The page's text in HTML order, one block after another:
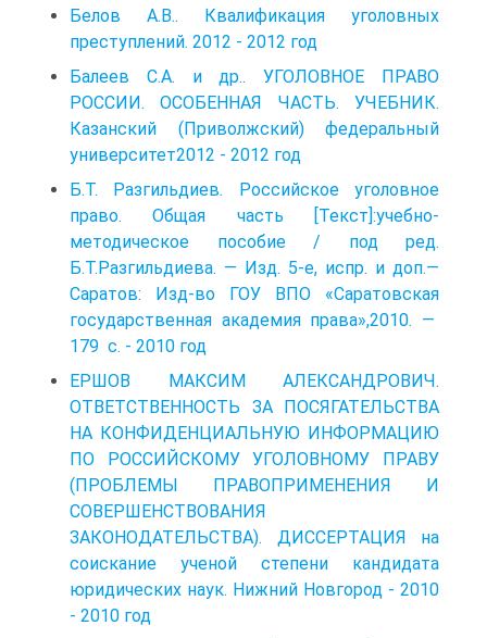
Белов А.В.. Квалификация уголовных
преступлений. 2012 - 2012 год
Балеев С.А. и др.. УГОЛОВНОЕ ПРАВО
РОССИИ. ОСОБЕННАЯ ЧАСТЬ. УЧЕБНИК.
Казанский (Приволжский) федеральный
университет2012 - 2012 год
Б.Т. Разгильдиев. Российское уголовное
право. Общая часть [Текст]:учебно-
методическое пособие / под ред.
Б.Т.Разгильдиева. — Изд. 5-е, испр. и доп.—
Саратов: Изд-во ГОУ ВПО «Саратовская
государственная академия права»,2010. —
179 с. - 2010 год
ЕРШОВ МАКСИМ АЛЕКСАНДРОВИЧ.
ОТВЕТСТВЕННОСТЬ ЗА ПОСЯГАТЕЛЬСТВА
НА КОНФИДЕНЦИАЛЬНУЮ ИНФОРМАЦИЮ
ПО РОССИЙСКОМУ УГОЛОВНОМУ ПРАВУ
(ПРОБЛЕМЫ ПРАВОПРИМЕНЕНИЯ И
СОВЕРШЕНСТВОВАНИЯ
ЗАКОНОДАТЕЛЬСТВА). ДИССЕРТАЦИЯ на
соискание ученой степени кандидата
юридических наук. Нижний Новгород - 2010
- 2010 год